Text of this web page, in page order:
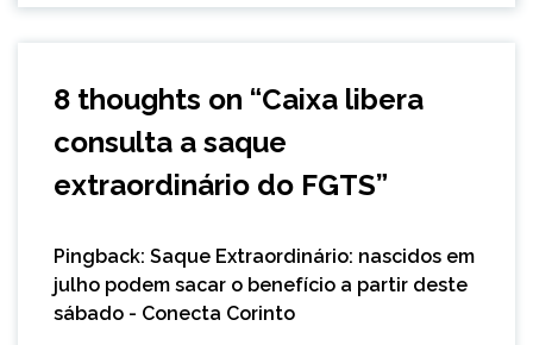
8 thoughts on “Caixa libera
consulta a saque
extraordinário do FGTS”
Pingback: Saque Extraordinário: nascidos em
julho podem sacar o benefício a partir deste
sábado - Conecta Corinto